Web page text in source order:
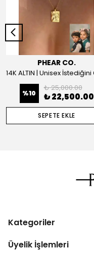
PHEAR CO.
%10
₺ 25,000.00
₺ 22,500.00
SEPETE EKLE
Kategoriler
Üyelik İşlemleri